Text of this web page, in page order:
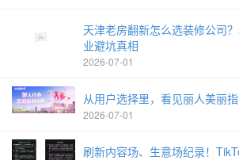
天津老房翻新怎么选装修公司
业避坑真相
2026-07-01
从用户选择里，看见丽人美丽
2026-07-01
刷新内容场、生意场纪录！